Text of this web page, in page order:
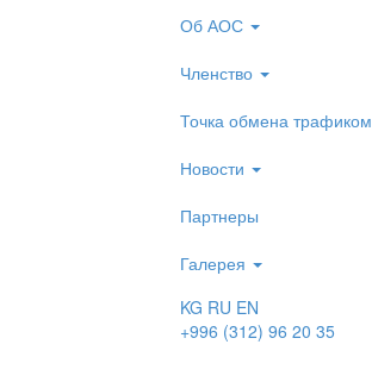
Об АОС
Членство
Точка обмена трафиком
Новости
Партнеры
Галерея
KG RU EN
+996 (312) 96 20 35